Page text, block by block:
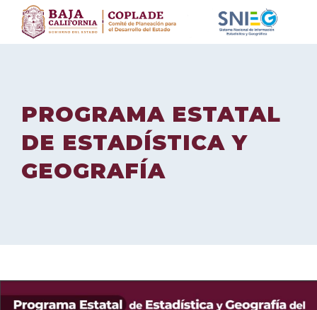
Skip
content
PROGRAMA ESTATAL
DE ESTADÍSTICA Y
GEOGRAFÍA